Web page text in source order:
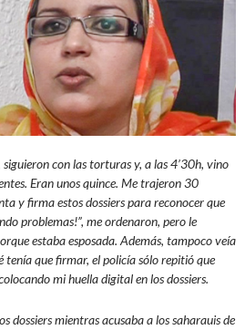
con las torturas y, a las 4’30h, vino
Eran unos quince. Me trajeron 30
y firma estos dossiers para reconocer que
problemas!”, me ordenaron, pero le
estaba esposada. Además, tampoco veía
tenía que firmar, el policía sólo repitió que
mi huella digital en los dossiers.
dossiers mientras acusaba a los saharauis de